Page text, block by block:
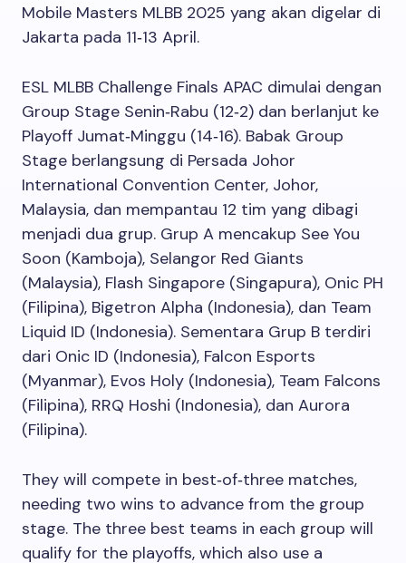
Mobile Masters MLBB 2025 yang akan digelar di
Jakarta pada 11‑13 April.
ESL MLBB Challenge Finals APAC dimulai dengan
Group Stage Senin‑Rabu (12‑2) dan berlanjut ke
Playoff Jumat‑Minggu (14‑16). Babak Group
Stage berlangsung di Persada Johor
International Convention Center, Johor,
Malaysia, dan mempantau 12 tim yang dibagi
menjadi dua grup. Grup A mencakup See You
Soon (Kamboja), Selangor Red Giants
(Malaysia), Flash Singapore (Singapura), Onic PH
(Filipina), Bigetron Alpha (Indonesia), dan Team
Liquid ID (Indonesia). Sementara Grup B terdiri
dari Onic ID (Indonesia), Falcon Esports
(Myanmar), Evos Holy (Indonesia), Team Falcons
(Filipina), RRQ Hoshi (Indonesia), dan Aurora
(Filipina).
They will compete in best‑of‑three matches,
needing two wins to advance from the group
stage. The three best teams in each group will
qualify for the playoffs, which also use a